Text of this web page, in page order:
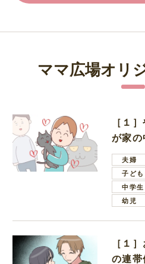
ママ広場オリ
［１
が家の
夫婦
子ども
中学生
幼児
［１
の連